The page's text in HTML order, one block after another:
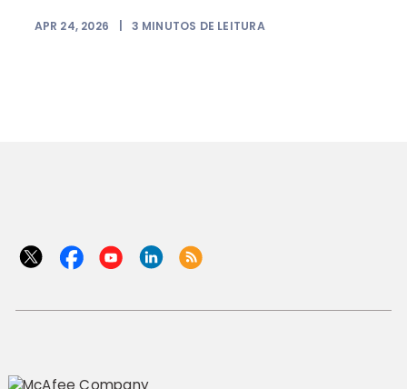
APR 24, 2026 3 MINUTOS DE LEITURA